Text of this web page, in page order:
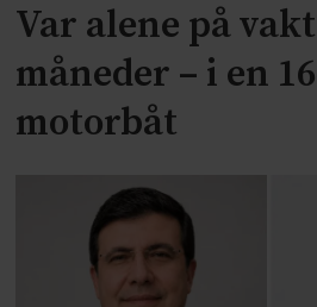
Var alene på
måneder – i en
motorbåt